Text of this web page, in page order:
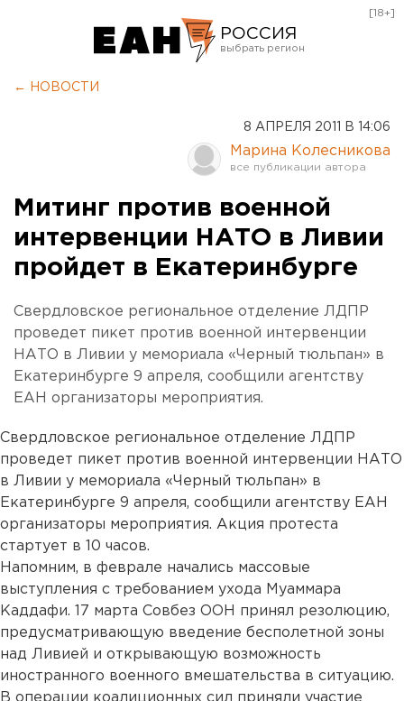
РОССИЯ
Оренбург
[18+]
← НОВОСТИ
8 АПРЕЛЯ 2011 В 14:06
Марина Колесникова
Митинг против военной
интервенции НАТО в Ливии
пройдет в Екатеринбурге
Свердловское региональное отделение ЛДПР
проведет пикет против военной интервенции
НАТО в Ливии у мемориала «Черный тюльпан» в
Екатеринбурге 9 апреля, сообщили агентству
ЕАН организаторы мероприятия.
Свердловское региональное отделение ЛДПР
проведет пикет против военной интервенции НАТО
в Ливии у мемориала «Черный тюльпан» в
Екатеринбурге 9 апреля, сообщили агентству ЕАН
организаторы мероприятия. Акция протеста
стартует в 10 часов.
Напомним, в феврале начались массовые
выступления с требованием ухода Муаммара
Каддафи. 17 марта Совбез ООН принял резолюцию,
предусматривающую введение бесполетной зоны
над Ливией и открывающую возможность
иностранного военного вмешательства в ситуацию.
В операции коалиционных сил приняли участие